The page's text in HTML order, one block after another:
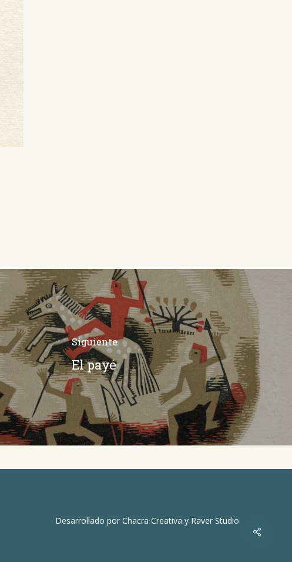
Siguiente
El payé
Desarrollado por Chacra Creativa y Raver Studio